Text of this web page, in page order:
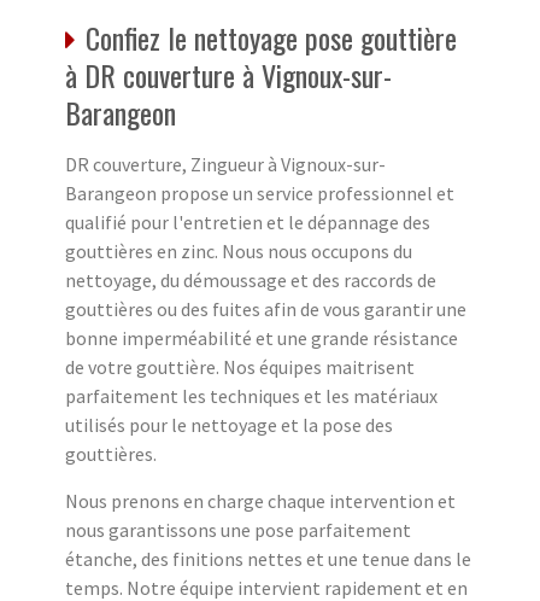
Confiez le nettoyage pose gouttière
à DR couverture à Vignoux-sur-
Barangeon
DR couverture, Zingueur à Vignoux-sur-
Barangeon propose un service professionnel et
qualifié pour l'entretien et le dépannage des
gouttières en zinc. Nous nous occupons du
nettoyage, du démoussage et des raccords de
gouttières ou des fuites afin de vous garantir une
bonne imperméabilité et une grande résistance
de votre gouttière. Nos équipes maitrisent
parfaitement les techniques et les matériaux
utilisés pour le nettoyage et la pose des
gouttières.
Nous prenons en charge chaque intervention et
nous garantissons une pose parfaitement
étanche, des finitions nettes et une tenue dans le
temps. Notre équipe intervient rapidement et en